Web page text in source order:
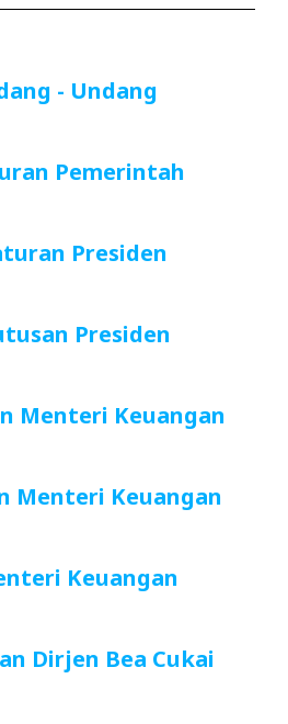
- Undang
Pemerintah
Presiden
Presiden
Menteri Keuangan
Menteri Keuangan
Keuangan
Dirjen Bea Cukai